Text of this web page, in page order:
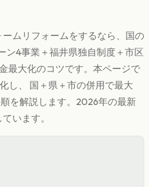
ームリフォームをするなら、国の
ン4事業＋ 福井県独自制度＋市区
最大化のコツです。 本ページで
し、 国＋県＋市の併用で最大
を解説します。 2026年の最新
います。